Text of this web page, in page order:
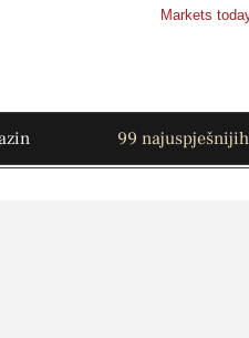
Markets
99 najuspješnijih